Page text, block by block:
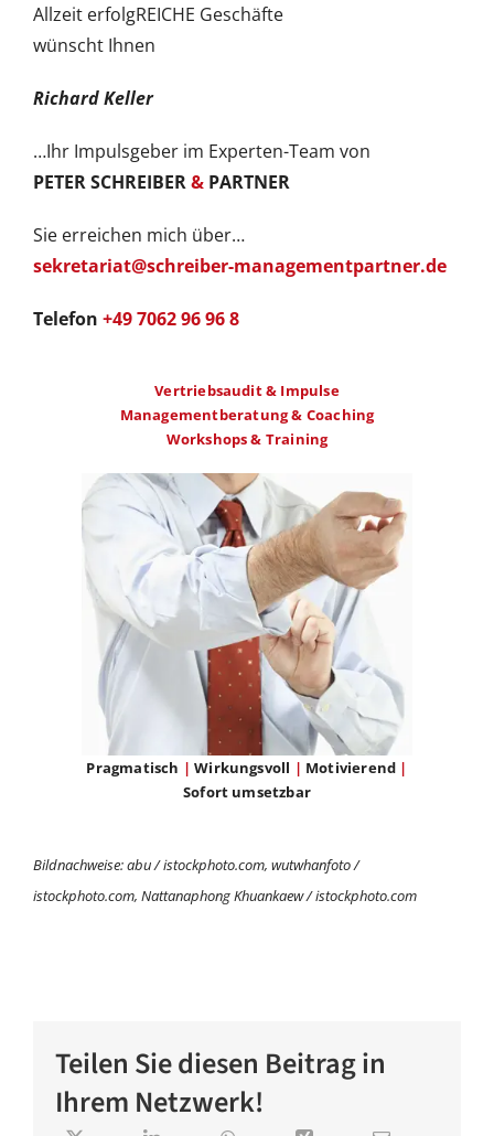
Allzeit erfolgREICHE Geschäfte
wünscht Ihnen
Richard Keller
…Ihr Impulsgeber im Experten-Team von
PETER SCHREIBER&PARTNER
Sie erreichen mich über…
sekretariat@schreiber-managementpartner.de
Telefon +49 7062 96 96 8
Vertriebsaudit & Impulse
Managementberatung & Coaching
Workshops & Training
Pragmatisch | Wirkungsvoll | Motivierend |
Sofort umsetzbar
Bildnachweise: abu / istockphoto.com, wutwhanfoto /
istockphoto.com, Nattanaphong Khuankaew / istockphoto.com
Teilen Sie diesen Beitrag in
Ihrem Netzwerk!